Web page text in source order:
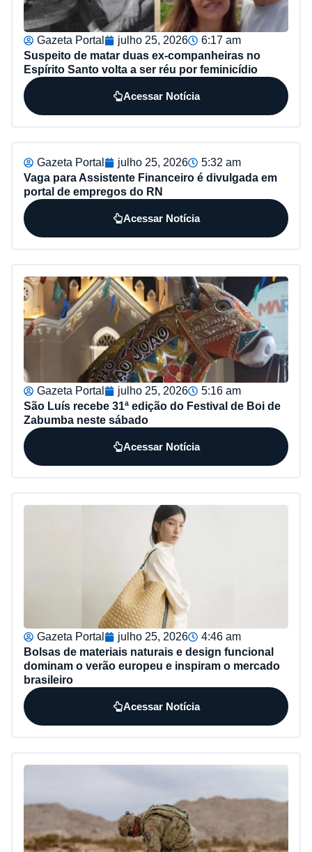
Gazeta Portal julho 25, 2026
6:17 am
Suspeito de matar duas ex-companheiras no
Espírito Santo volta a ser réu por feminicídio
Acessar Notícia
Gazeta Portal julho 25, 2026
5:32 am
Vaga para Assistente Financeiro é divulgada em
portal de empregos do RN
Acessar Notícia
Gazeta Portal julho 25, 2026
5:16 am
São Luís recebe 31ª edição do Festival de Boi de
Zabumba neste sábado
Acessar Notícia
Gazeta Portal julho 25, 2026
4:46 am
Bolsas de materiais naturais e design funcional
dominam o verão europeu e inspiram o mercado
brasileiro
Acessar Notícia